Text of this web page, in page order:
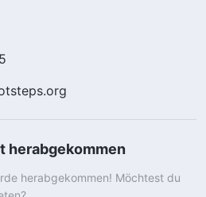
herabgekommen
herabgekommen! Möchtest du